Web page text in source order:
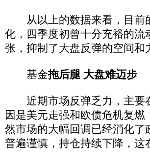
从以上的数据来看，目前
化，四季度初曾十分充裕的
张，抑制了大盘反弹的空间和
基金拖后腿 大盘难迈步
近期市场反弹乏力，主要
因是美元走强和欧债危机复
然市场的大幅回调已经消化
普遍谨慎，持仓持续下降，